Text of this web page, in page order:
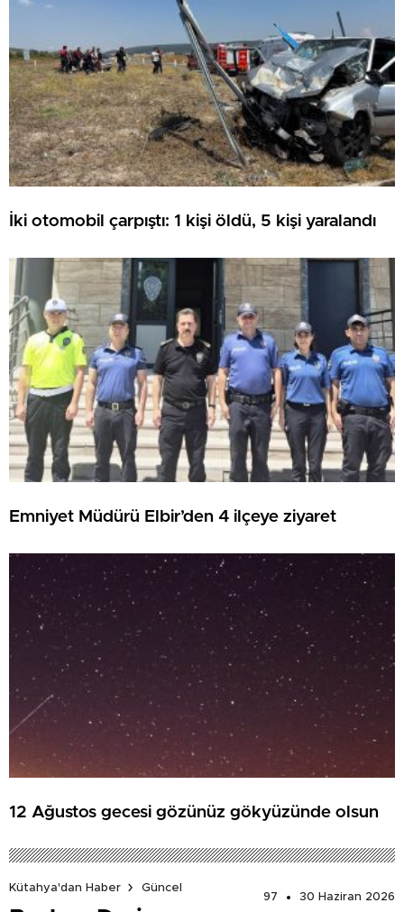
İki otomobil çarpıştı: 1 kişi öldü, 5 kişi yaralandı
Emniyet Müdürü Elbir’den 4 ilçeye ziyaret
12 Ağustos gecesi gözünüz gökyüzünde olsun
Kütahya'dan Haber
Güncel
97
30 Haziran 2026